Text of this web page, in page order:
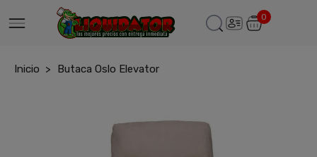
0
Inicio Butaca Oslo Elevator